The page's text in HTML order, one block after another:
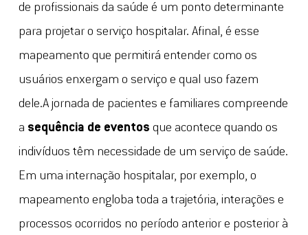
de profissionais da saúde é um ponto determinante
para projetar o serviço hospitalar. Afinal, é esse
mapeamento que permitirá entender como os
usuários enxergam o serviço e qual uso fazem
dele.A jornada de pacientes e familiares compreende
a sequência de eventos que acontece quando os
indivíduos têm necessidade de um serviço de saúde.
Em uma internação hospitalar, por exemplo, o
mapeamento engloba toda a trajetória, interações e
processos ocorridos no período anterior e posterior à